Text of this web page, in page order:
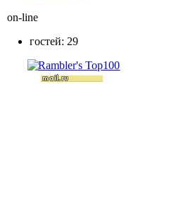
on-line
гостей: 29